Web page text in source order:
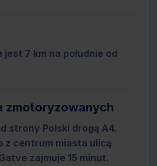
jest 7 km na południe od
zmotoryzowanych
strony Polski drogą A4.
z centrum miasta ulicą
zajmuje 15 minut.